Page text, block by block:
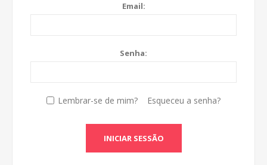
Email:
Senha:
Lembrar-se de mim? Esqueceu a senha?
INICIAR SESSÃO